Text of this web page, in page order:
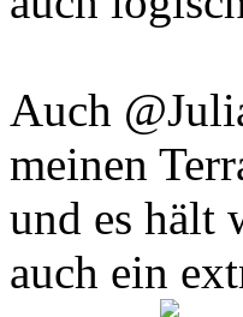
Auch
meinen
und es hält
auch ein